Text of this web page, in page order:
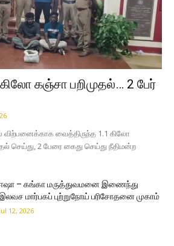
கஞ்சா பறிமுதல்… 2 பேர்
விற்பனைக்காக வைத்திருந்த 1.1 கிலோ
செய்து, 2 பேரை கைது செய்து நீதிமன்ற
– கங்கா மருத்துவமனை இணைந்து
மார்பகப் புற்றுநோய் பரிசோதனை முகாம்
Jul 12, 2026